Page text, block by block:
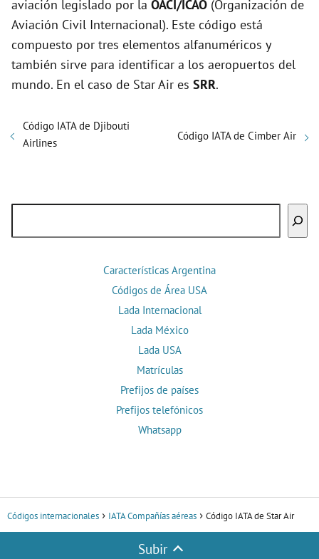
aviación legislado por la OACI/ICAO (Organización de
Aviación Civil Internacional). Este código está
compuesto por tres elementos alfanuméricos y
también sirve para identificar a los aeropuertos del
mundo. En el caso de Star Air es SRR.
Código IATA de Djibouti
Airlines
Código IATA de Cimber Air
Características Argentina
Códigos de Área USA
Lada Internacional
Lada México
Lada USA
Matrículas
Prefijos de países
Prefijos telefónicos
Whatsapp
Códigos internacionales IATA Compañías aéreas Código IATA de Star Air
Subir